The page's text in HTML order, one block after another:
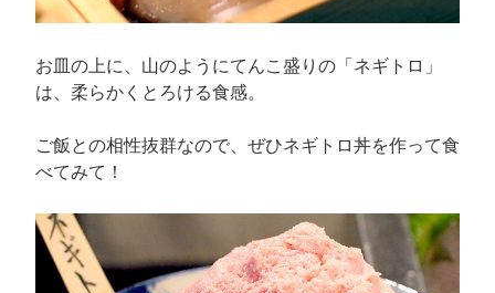
お皿の上に、山のようにてんこ盛りの「ネギトロ」
は、柔らかくとろける食感。
ご飯との相性抜群なので、ぜひネギトロ丼を作って食
べてみて！